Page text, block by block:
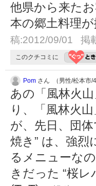
他県から来た
本の郷土料理
稿:2012/09/01 掲
このクチコミに
Pom さん （男性/松本市/
あの「風林火
り、「風林火
が、先日、団
焼き” は、強
るメニューな
きだった “桜